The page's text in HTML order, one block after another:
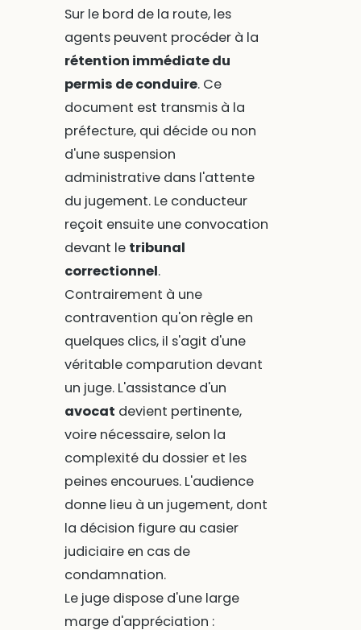
Sur le bord de la route, les
agents peuvent procéder à la
rétention immédiate du
permis de conduire. Ce
document est transmis à la
préfecture, qui décide ou non
d'une suspension
administrative dans l'attente
du jugement. Le conducteur
reçoit ensuite une convocation
devant le tribunal
correctionnel.
Contrairement à une
contravention qu'on règle en
quelques clics, il s'agit d'une
véritable comparution devant
un juge. L'assistance d'un
avocat devient pertinente,
voire nécessaire, selon la
complexité du dossier et les
peines encourues. L'audience
donne lieu à un jugement, dont
la décision figure au casier
judiciaire en cas de
condamnation.
Le juge dispose d'une large
marge d'appréciation :